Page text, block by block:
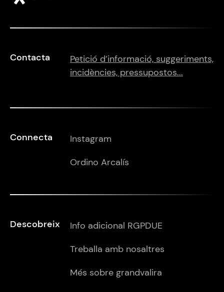
Contacta
Petició d’informació, suggeriments,
incidències, pressupostos...
Connecta
Instagram
Ordino Arcalís
Descobreix
Info adicional RGPDUE
Treballa amb nosaltres
Més sobre grandvalira